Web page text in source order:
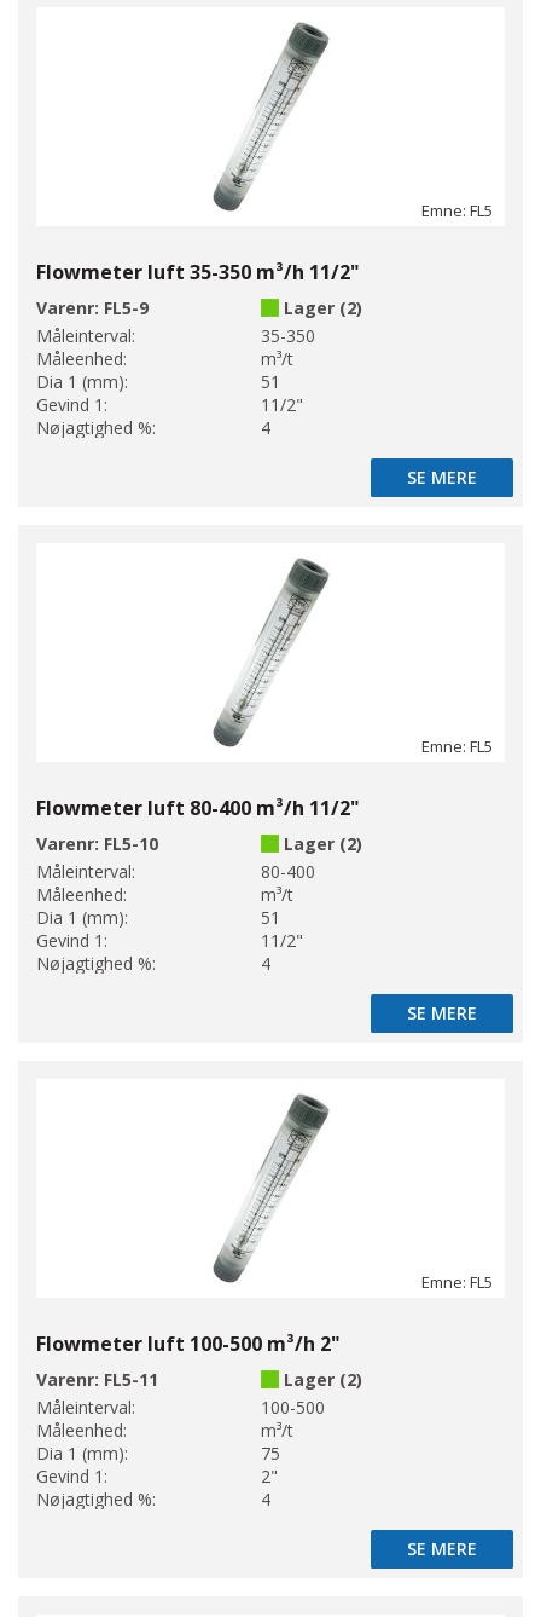
Emne: FL5
Flowmeter luft 35-350 m³/h 11/2"
Varenr: FL5-9
Lager (2)
Måleinterval:
35-350
Måleenhed:
m³/t
Dia 1 (mm):
51
Gevind 1:
11/2"
Nøjagtighed %:
4
SE MERE
SE MERE
Emne: FL5
Flowmeter luft 80-400 m³/h 11/2"
Varenr: FL5-10
Lager (2)
Måleinterval:
80-400
Måleenhed:
m³/t
Dia 1 (mm):
51
Gevind 1:
11/2"
Nøjagtighed %:
4
SE MERE
SE MERE
Emne: FL5
Flowmeter luft 100-500 m³/h 2"
Varenr: FL5-11
Lager (2)
Måleinterval:
100-500
Måleenhed:
m³/t
Dia 1 (mm):
75
Gevind 1:
2"
Nøjagtighed %:
4
SE MERE
SE MERE